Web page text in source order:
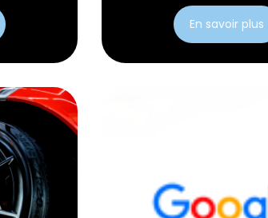
En savoir plus